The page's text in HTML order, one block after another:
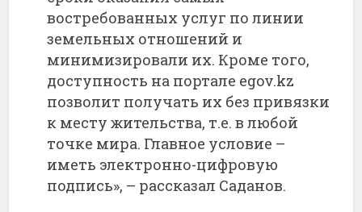
востребованных услуг по линии
земельных отношений и
минимизировали их. Кроме того,
доступность на портале egov.kz
позволит получать их без привязки
к месту жительства, т.е. в любой
точке мира. Главное условие –
иметь электронно-цифровую
подпись», – рассказал Саданов.